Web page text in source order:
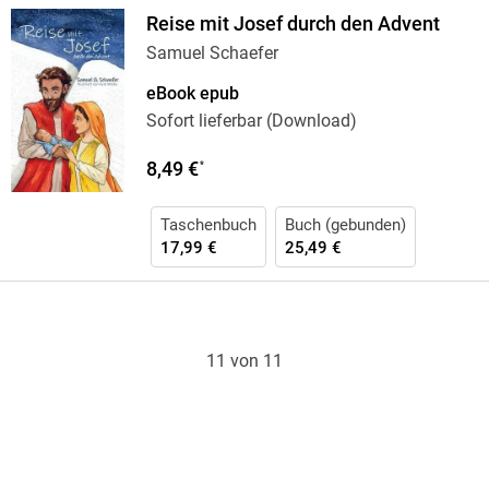
Reise mit Josef durch den Advent
Samuel Schaefer
eBook epub
Sofort lieferbar (Download)
8,49 €*
Taschenbuch
17,99 €
Buch (gebunden)
25,49 €
11 von 11